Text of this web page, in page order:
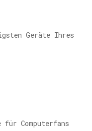
Geräte Ihres
Computerfans